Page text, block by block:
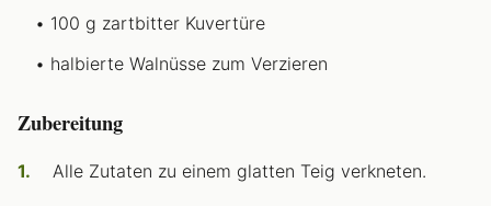
100 g zartbitter Kuvertüre
halbierte Walnüsse zum Verzieren
Zubereitung
Alle Zutaten zu einem glatten Teig verkneten.